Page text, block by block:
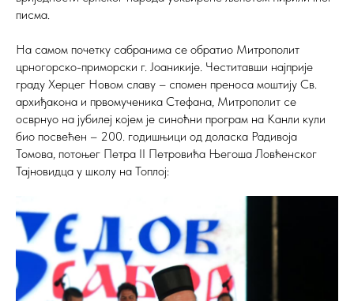
писма.
На самом почетку сабранима се обратио Митрополит
црногорско-приморски г. Јоаникије. Честитавши најприје
граду Херцег Новом славу – спомен преноса моштију Св.
архиђакона и првомученика Стефана, Митрополит се
осврнуо на јубилеј којем је синоћни програм на Канли кули
био посвећен – 200. годишњици од доласка Радивоја
Томова, потоњег Петра II Петровића Његоша Ловћенског
Тајновидца у школу на Топлој: